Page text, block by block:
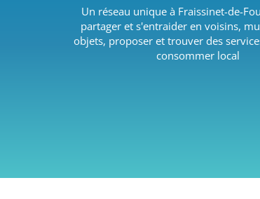
Un réseau unique à Fraissinet-de-
partager et s'entraider en voisins,
objets, proposer et trouver des
consommer local